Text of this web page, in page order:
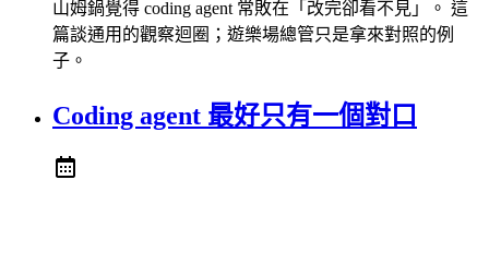
山姆鍋覺得 coding agent 常敗在「改完卻看不見」。 這
篇談通用的觀察迴圈；遊樂場總管只是拿來對照的例
子。
Coding agent 最好只有一個對口